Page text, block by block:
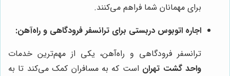
برای مهمانان شما فراهم می‌کنند.
اجاره اتوبوس دربستی برای ترانسفر فرودگاهی و راه‌آهن:
ترانسفر فرودگاهی و راه‌آهن، یکی از مهم‌ترین خدمات
واحد گشت تهران است که به مسافران کمک می‌کند تا به